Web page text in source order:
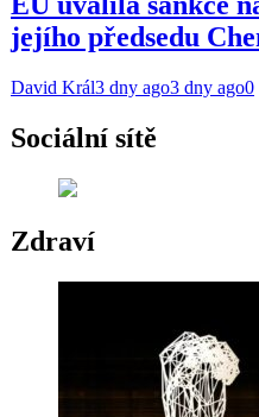
jejího předsedu
David Král3 dny ago3 dny ago0
Sociální sítě
Zdraví